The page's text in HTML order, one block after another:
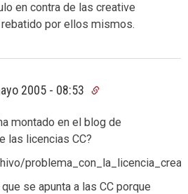
en contra de las creative
por ellos mismos.
2005 - 08:53
montado en el blog de
las licencias CC?
se apunta a las CC porque